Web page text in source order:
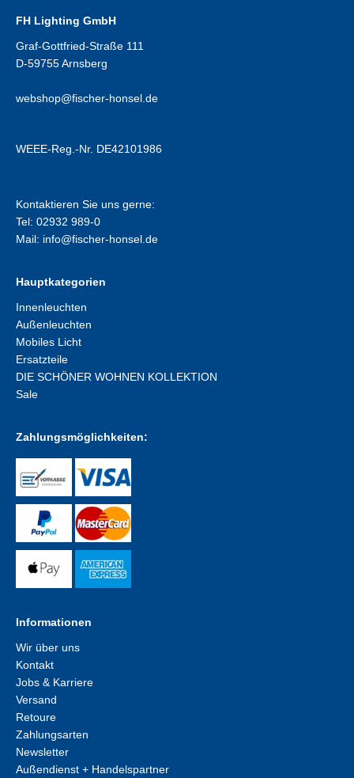
FH Lighting GmbH
Graf-Gottfried-Straße 111
D-59755 Arnsberg
webshop@fischer-honsel.de
WEEE-Reg.-Nr. DE42101986
Kontaktieren Sie uns gerne:
Tel: 02932 989-0
Mail: info@fischer-honsel.de
Hauptkategorien
Innenleuchten
Außenleuchten
Mobiles Licht
Ersatzteile
DIE SCHÖNER WOHNEN KOLLEKTION
Sale
Zahlungsmöglichkeiten:
Informationen
Wir über uns
Kontakt
Jobs & Karriere
Versand
Retoure
Zahlungsarten
Newsletter
Außendienst + Handelspartner